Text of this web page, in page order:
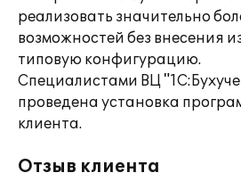
реализовать значительно
возможностей без внесения
типовую конфигурацию.
Специалистами ВЦ
проведена установка
клиента.
Отзыв клиента